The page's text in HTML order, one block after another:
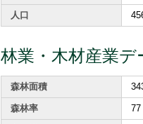
人口
林業・木材産業デ
森林面積
森林率 77